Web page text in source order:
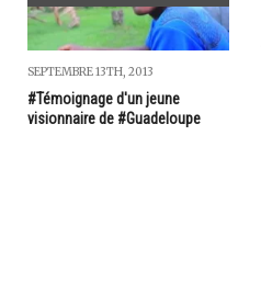
SEPTEMBRE 13TH, 2013
#Témoignage d'un jeune
visionnaire de #Guadeloupe